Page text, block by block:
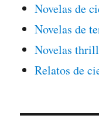
Novelas de
Novelas de
Novelas
Relatos de